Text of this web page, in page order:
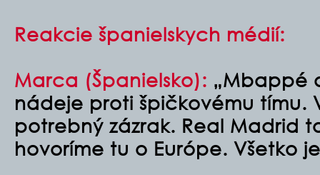
Reakcie španielskych médií:
Marca (Španielsko): „Mbappé
nádeje proti špičkovému tímu.
potrebný zázrak. Real Madrid
hovoríme tu o Európe. Všetko